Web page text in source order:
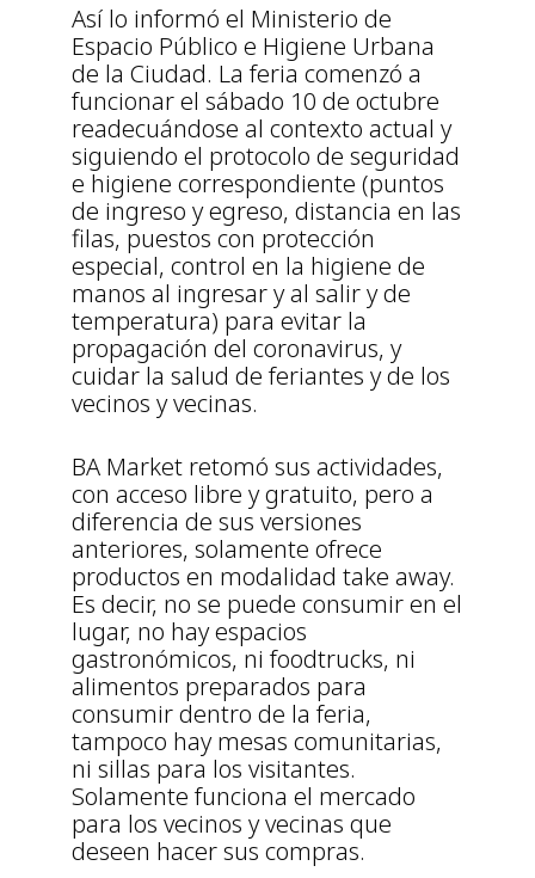
Así lo informó el Ministerio de
Espacio Público e Higiene Urbana
de la Ciudad. La feria comenzó a
funcionar el sábado 10 de octubre
readecuándose al contexto actual y
siguiendo el protocolo de seguridad
e higiene correspondiente (puntos
de ingreso y egreso, distancia en las
filas, puestos con protección
especial, control en la higiene de
manos al ingresar y al salir y de
temperatura) para evitar la
propagación del coronavirus, y
cuidar la salud de feriantes y de los
vecinos y vecinas.
BA Market retomó sus actividades,
con acceso libre y gratuito, pero a
diferencia de sus versiones
anteriores, solamente ofrece
productos en modalidad take away.
Es decir, no se puede consumir en el
lugar, no hay espacios
gastronómicos, ni foodtrucks, ni
alimentos preparados para
consumir dentro de la feria,
tampoco hay mesas comunitarias,
ni sillas para los visitantes.
Solamente funciona el mercado
para los vecinos y vecinas que
deseen hacer sus compras.